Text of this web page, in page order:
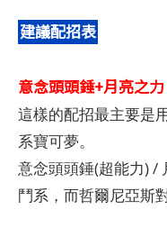
建議配招表
意念頭頭錘+月亮之力
這樣的配招最主要是
系寶可夢。
意念頭頭錘(超能力) /
鬥系，而哲爾尼亞斯